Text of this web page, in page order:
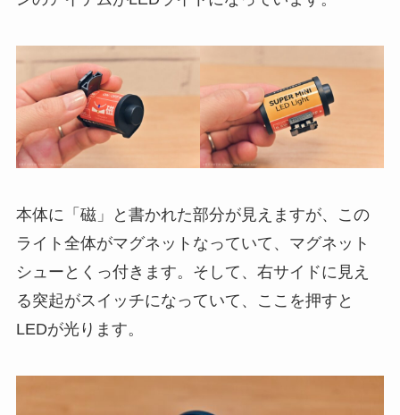
本体に「磁」と書かれた部分が見えますが、この
ライト全体がマグネットなっていて、マグネット
シューとくっ付きます。そして、右サイドに見え
る突起がスイッチになっていて、ここを押すと
LEDが光ります。